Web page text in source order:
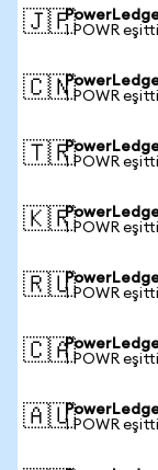
🇯🇵1 POWR
🇨🇳1 POWR
🇹🇷1 POWR
🇰🇷1 POWR
🇷🇺1 POWR
🇨🇦1 POWR
🇦🇺1 POWR